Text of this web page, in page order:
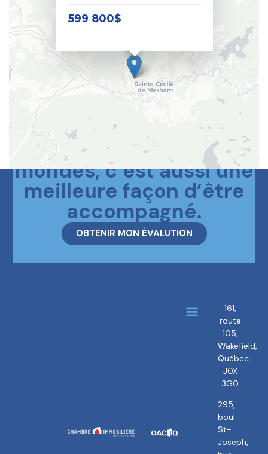
599 800$
Le meilleur des deux
mondes, c’est aussi une
meilleure façon d’être
accompagné.
OBTENIR MON ÉVALUTION
161,
route
105,
Wakefield,
Québec
J0X
3G0
295,
boul.
St-
Joseph,